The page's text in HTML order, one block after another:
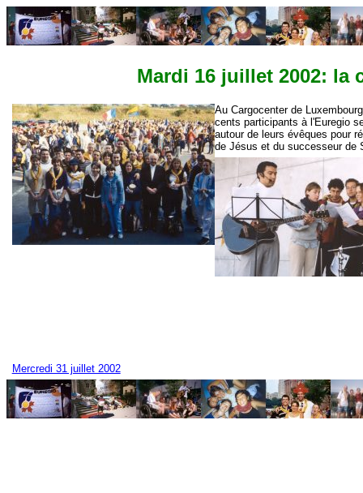
Mardi 16 juillet 2002: la
Au Cargocenter de
cents participants à l'Euregio
autour de leurs évêques pour
de Jésus et du successeur de
Mercredi 31 juillet 2002